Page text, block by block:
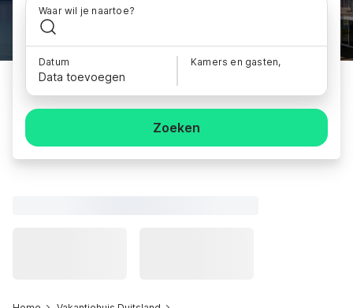
Waar wil je naartoe?
Datum
Data toevoegen
Kamers en gasten,
Zoeken